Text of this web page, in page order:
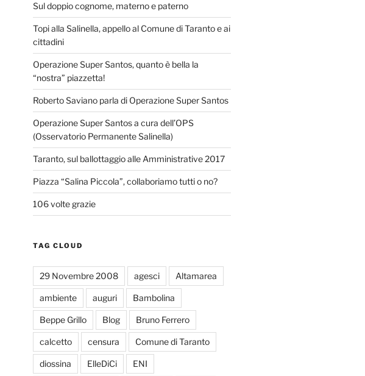
Sul doppio cognome, materno e paterno
Topi alla Salinella, appello al Comune di Taranto e ai
cittadini
Operazione Super Santos, quanto è bella la
“nostra” piazzetta!
Roberto Saviano parla di Operazione Super Santos
Operazione Super Santos a cura dell’OPS
(Osservatorio Permanente Salinella)
Taranto, sul ballottaggio alle Amministrative 2017
Piazza “Salina Piccola”, collaboriamo tutti o no?
106 volte grazie
TAG CLOUD
29 Novembre 2008 agesci Altamarea
ambiente auguri Bambolina
Beppe Grillo Blog Bruno Ferrero
calcetto censura Comune di Taranto
diossina ElleDiCi ENI